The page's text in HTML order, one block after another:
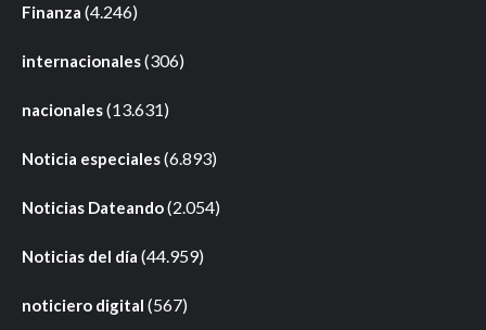
Finanza (4.246)
internacionales(306)
nacionales(13.631)
Noticia especiales(6.893)
Noticias Dateando(2.054)
Noticias del día (44.959)
noticiero digital (567)